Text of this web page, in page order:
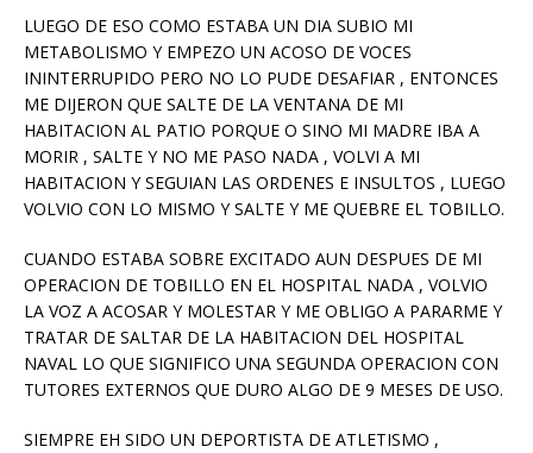
LUEGO DE ESO COMO ESTABA UN DIA SUBIO MI
METABOLISMO Y EMPEZO UN ACOSO DE VOCES
ININTERRUPIDO PERO NO LO PUDE DESAFIAR , ENTONCES
ME DIJERON QUE SALTE DE LA VENTANA DE MI
HABITACION AL PATIO PORQUE O SINO MI MADRE IBA A
MORIR , SALTE Y NO ME PASO NADA , VOLVI A MI
HABITACION Y SEGUIAN LAS ORDENES E INSULTOS , LUEGO
VOLVIO CON LO MISMO Y SALTE Y ME QUEBRE EL TOBILLO.
CUANDO ESTABA SOBRE EXCITADO AUN DESPUES DE MI
OPERACION DE TOBILLO EN EL HOSPITAL NADA , VOLVIO
LA VOZ A ACOSAR Y MOLESTAR Y ME OBLIGO A PARARME Y
TRATAR DE SALTAR DE LA HABITACION DEL HOSPITAL
NAVAL LO QUE SIGNIFICO UNA SEGUNDA OPERACION CON
TUTORES EXTERNOS QUE DURO ALGO DE 9 MESES DE USO.
SIEMPRE EH SIDO UN DEPORTISTA DE ATLETISMO ,